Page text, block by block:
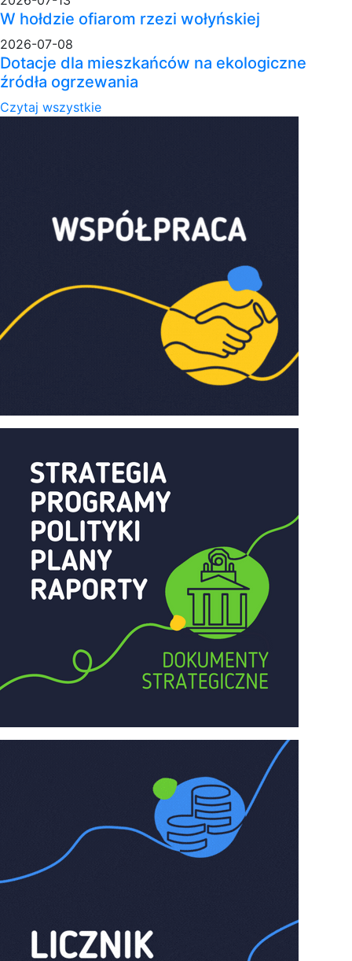
W hołdzie ofiarom rzezi wołyńskiej
2026-07-08
Dotacje dla mieszkańców na ekologiczne
źródła ogrzewania
Czytaj wszystkie